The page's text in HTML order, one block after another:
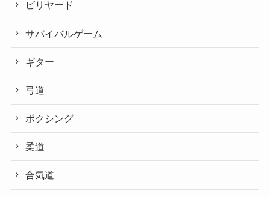
ビリヤード
サバイバルゲーム
ギター
弓道
ボクシング
柔道
合気道